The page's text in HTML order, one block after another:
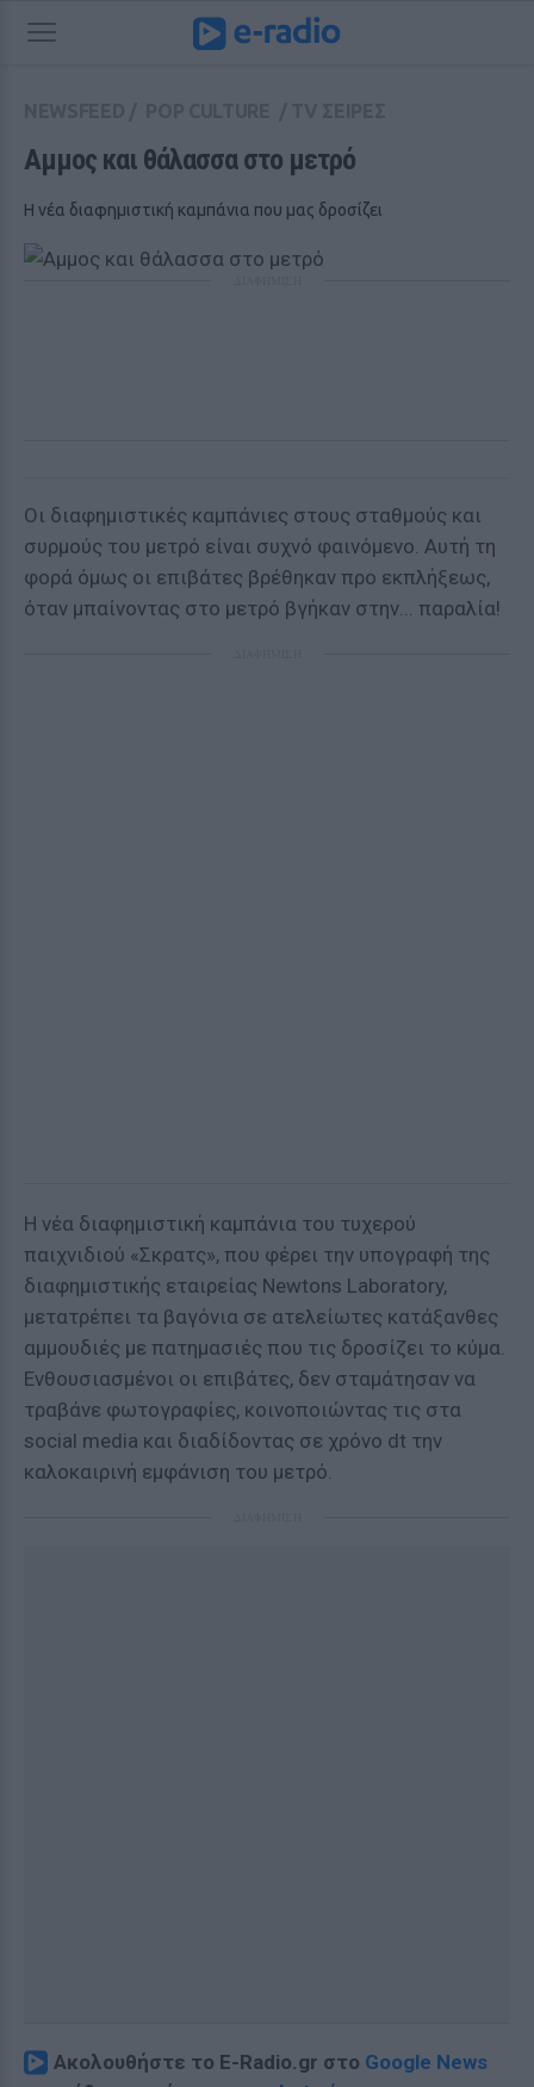
Αμμος και θάλασσα στο μετρό
Η νέα διαφημιστική καμπάνια που μας δροσίζει
Οι διαφημιστικές καμπάνιες στους σταθμούς και
συρμούς του μετρό είναι συχνό φαινόμενο. Αυτή τη
φορά όμως οι επιβάτες βρέθηκαν προ εκπλήξεως,
όταν μπαίνοντας στο μετρό βγήκαν στην... παραλία!
Η νέα διαφημιστική καμπάνια του τυχερού
παιχνιδιού «Σκρατς», που φέρει την υπογραφή της
διαφημιστικής εταιρείας Newtons Laboratory,
μετατρέπει τα βαγόνια σε ατελείωτες κατάξανθες
αμμουδιές με πατημασιές που τις δροσίζει το κύμα.
Ενθουσιασμένοι οι επιβάτες, δεν σταμάτησαν να
τραβάνε φωτογραφίες, κοινοποιώντας τις στα
social media και διαδίδοντας σε χρόνο dt την
καλοκαιρινή εμφάνιση του μετρό.
Ακολουθήστε το E-Radio.gr στο Google News